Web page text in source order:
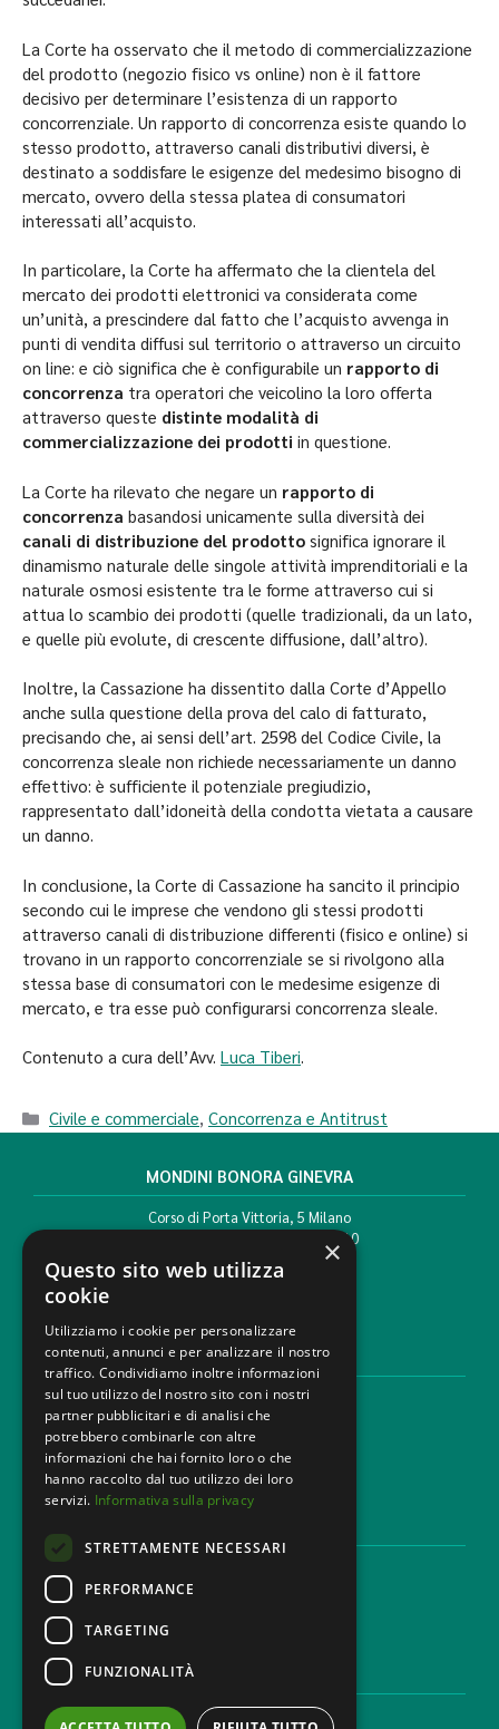
La Corte ha osservato che il metodo di commercializzazione
del prodotto (negozio fisico vs online) non è il fattore
decisivo per determinare l’esistenza di un rapporto
concorrenziale. Un rapporto di concorrenza esiste quando lo
stesso prodotto, attraverso canali distributivi diversi, è
destinato a soddisfare le esigenze del medesimo bisogno di
mercato, ovvero della stessa platea di consumatori
interessati all’acquisto.
In particolare, la Corte ha affermato che la clientela del
mercato dei prodotti elettronici va considerata come
un’unità, a prescindere dal fatto che l’acquisto avvenga in
punti di vendita diffusi sul territorio o attraverso un circuito
on line: e ciò significa che è configurabile un rapporto di
concorrenza tra operatori che veicolino la loro offerta
attraverso queste distinte modalità di
commercializzazione dei prodotti in questione.
La Corte ha rilevato che negare un rapporto di
concorrenza basandosi unicamente sulla diversità dei
canali di distribuzione del prodotto significa ignorare il
dinamismo naturale delle singole attività imprenditoriali e la
naturale osmosi esistente tra le forme attraverso cui si
attua lo scambio dei prodotti (quelle tradizionali, da un lato,
e quelle più evolute, di crescente diffusione, dall’altro).
Inoltre, la Cassazione ha dissentito dalla Corte d’Appello
anche sulla questione della prova del calo di fatturato,
precisando che, ai sensi dell’art. 2598 del Codice Civile, la
concorrenza sleale non richiede necessariamente un danno
effettivo: è sufficiente il potenziale pregiudizio,
rappresentato dall’idoneità della condotta vietata a causare
un danno.
In conclusione, la Corte di Cassazione ha sancito il principio
secondo cui le imprese che vendono gli stessi prodotti
attraverso canali di distribuzione differenti (fisico e online) si
trovano in un rapporto concorrenziale se si rivolgono alla
stessa base di consumatori con le medesime esigenze di
mercato, e tra esse può configurarsi concorrenza sleale.
Contenuto a cura dell’Avv. Luca Tiberi.
Civile e commerciale, Concorrenza e Antitrust
MONDINI BONORA GINEVRA
Corso di Porta Vittoria, 5 Milano
T. +39 02 777351 F. +39 02 784510
info@mbg.legal
AREE LEGALI
Aree di Competenza
Settori
Studio legale
Contatti
Lavora con noi
×
Questo sito web utilizza
cookie
Utilizziamo i cookie per personalizzare
contenuti, annunci e per analizzare il nostro
traffico. Condividiamo inoltre informazioni
sul tuo utilizzo del nostro sito con i nostri
partner pubblicitari e di analisi che
potrebbero combinarle con altre
informazioni che hai fornito loro o che
hanno raccolto dal tuo utilizzo dei loro
servizi. Informativa sulla privacy
STRETTAMENTE NECESSARI
PERFORMANCE
TARGETING
FUNZIONALITÀ